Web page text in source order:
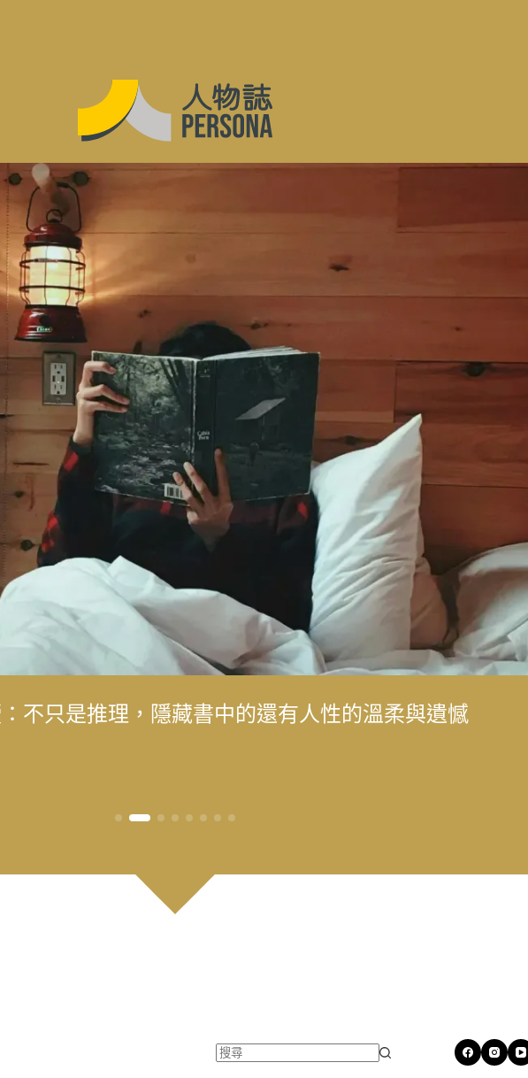
，而是成為我喜歡的自己」——最美律師樂樂（陳漢章
不只是推理，隱藏書中的還有人性的溫柔與遺憾
，而是成為我喜歡的自己」——最美律師樂樂（陳漢章